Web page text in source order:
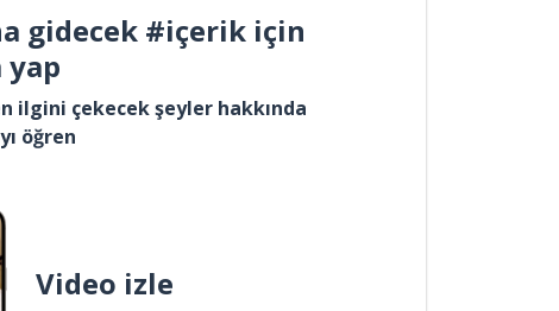
gidecek #içerik için
yap
ilgini çekecek şeyler hakkında
öğren
Video izle